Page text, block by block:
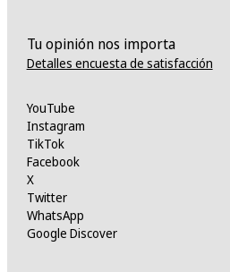
Tu opinión nos importa
Detalles encuesta de satisfacción
YouTube
Instagram
TikTok
Facebook
X
Twitter
WhatsApp
Google Discover